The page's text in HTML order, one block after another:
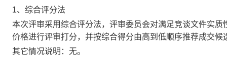
1、综合评分法
本次评审采用综合评分法，评审委员会对满足竞谈文件实
价格进行评审打分，并按综合得分由高到低顺序推荐成交候
其它情况说明：无。